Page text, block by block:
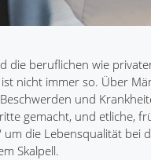
beruflichen wie
nicht immer so. Über
und
gemacht, und etliche,
die Lebensqualität bei
Skalpell.